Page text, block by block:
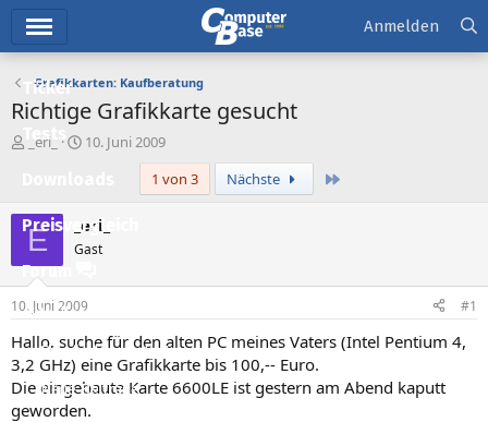
Ticker
Tests
Preisvergleich
Forum
Aktuelles
Empfohlene Inhalte
Neue Beiträge
Anmelden
Grafikkarten: Kaufberatung
Richtige Grafikkarte gesucht
e
e
_eri_
E
e
l
a
m
10. Juni 2009
1 von 3
Nächste
E _eri_
Gast
10. Juni 2009 #1
Hallo, suche für den alten PC meines Vaters (Intel Pentium 4,
3,2 GHz) eine Grafikkarte bis 100,-- Euro.
Die eingebaute Karte 6600LE ist gestern am Abend kaputt
geworden.